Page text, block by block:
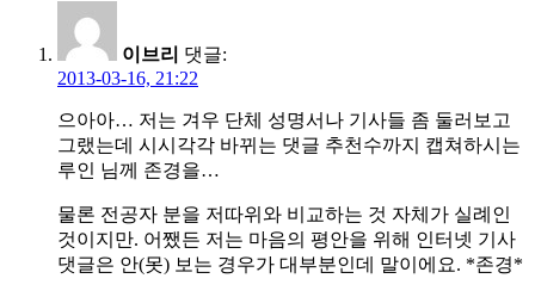
이브리 댓글:
2013-03-16, 21:22
으아아… 저는 겨우 단체 성명서나 기사들 좀 둘러보고
그랬는데 시시각각 바뀌는 댓글 추천수까지 캡쳐하시는
루인 님께 존경을…
물론 전공자 분을 저따위와 비교하는 것 자체가 실례인
것이지만. 어쨌든 저는 마음의 평안을 위해 인터넷 기사
댓글은 안(못) 보는 경우가 대부분인데 말이에요. *존경*